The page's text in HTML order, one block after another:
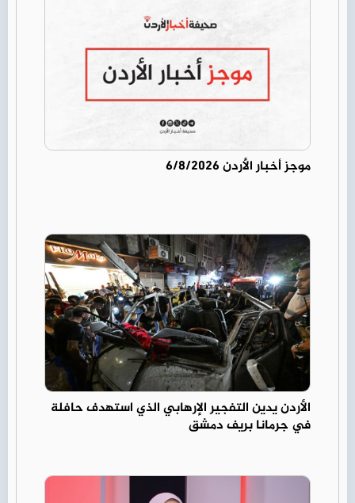
موجز أخبار الأردن 6/8/2026
الأردن يدين التفجير الإرهابي الذي استهدف حافلة
في جرمانا بريف دمشق